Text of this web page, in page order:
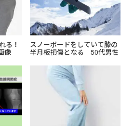
る！
像
スノーボードをしていて膝の
半月板損傷となる 50代男性